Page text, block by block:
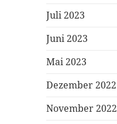
Juli 2023
Juni 2023
Mai 2023
Dezember 2022
November 2022